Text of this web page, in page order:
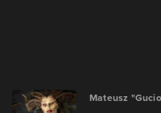
Mateusz